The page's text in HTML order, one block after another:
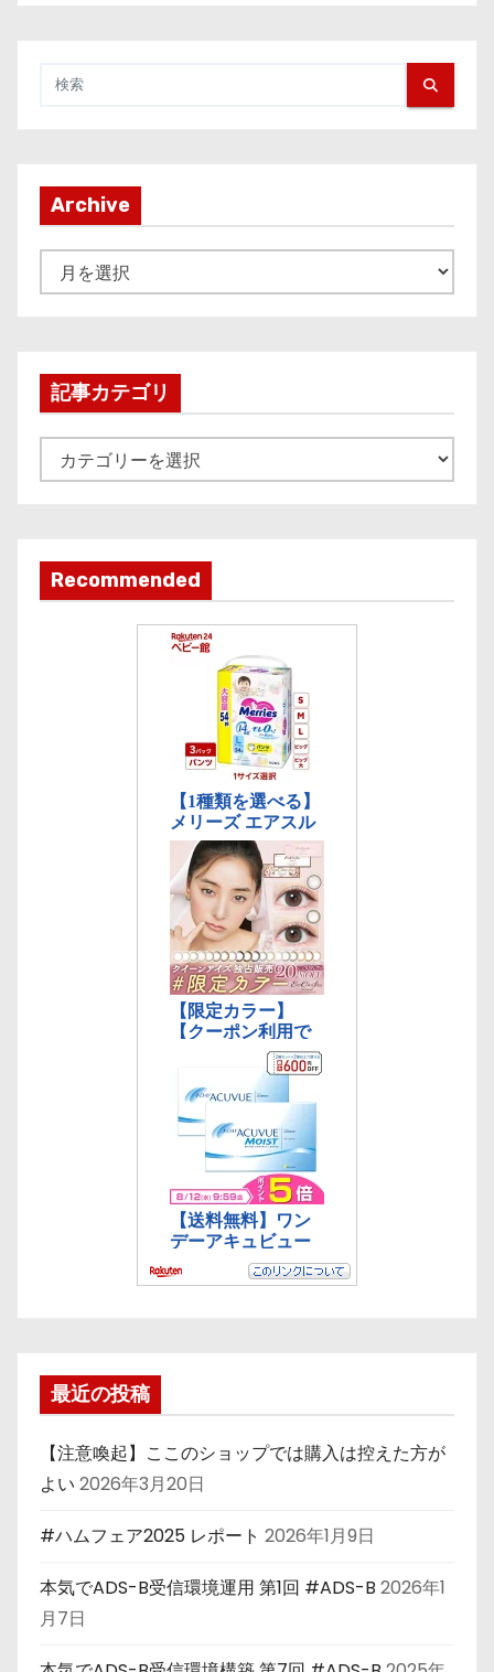
Archive
r
v
記事カテゴリ
事
ゴ
リ
Recommended
最近の投稿
【注意喚起】ここのショップでは購入は控えた方が
よい 2026年3月20日
#ハムフェア2025 レポート 2026年1月9日
本気でADS-B受信環境運用 第1回 #ADS-B 2026年1
月7日